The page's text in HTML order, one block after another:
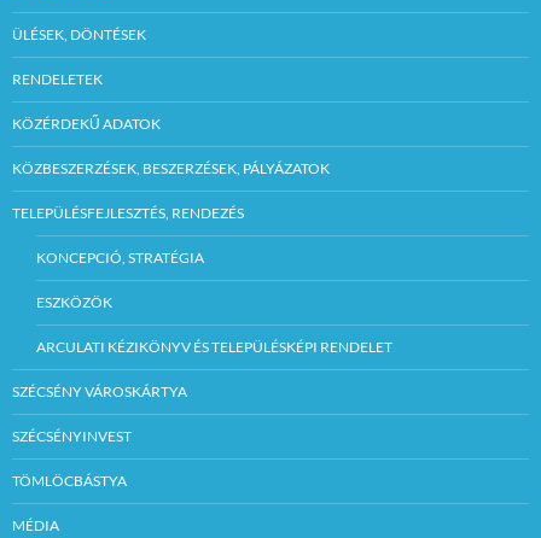
ÜLÉSEK, DÖNTÉSEK
RENDELETEK
KÖZÉRDEKŰ ADATOK
KÖZBESZERZÉSEK, BESZERZÉSEK, PÁLYÁZATOK
TELEPÜLÉSFEJLESZTÉS, RENDEZÉS
KONCEPCIÓ, STRATÉGIA
ESZKÖZÖK
ARCULATI KÉZIKÖNYV ÉS TELEPÜLÉSKÉPI RENDELET
SZÉCSÉNY VÁROSKÁRTYA
SZÉCSÉNYINVEST
TÖMLÖCBÁSTYA
MÉDIA